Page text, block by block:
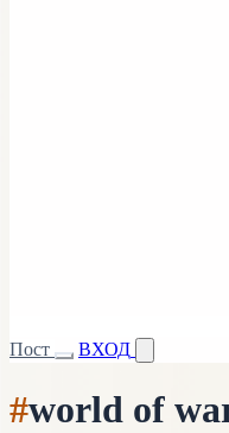
Пост ВХОД
#world of